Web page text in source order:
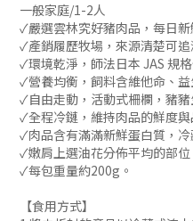
一般家庭/1-2人
✓嚴選雲林究好豬肉品，每日
✓產銷履歷牧場，來源清楚可追
✓環境乾淨，師法日本 JAS 規格
✓營養均衡，飼料含維他命、益
✓自由走動，活動式柵欄，豬豬
✓全程冷鏈，維持肉品的鮮度與
✓肉品含有滿滿新鮮蛋白質，
✓嫩肩上選油花分佈平均的部
✓每包重量約200g。
【食用方式】